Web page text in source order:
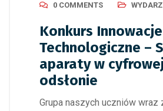
0 COMMENTS
Konkurs Innowacje
Technologiczne –
aparaty w cyfrowej
odsłonie
Grupa naszych uczniów wraz